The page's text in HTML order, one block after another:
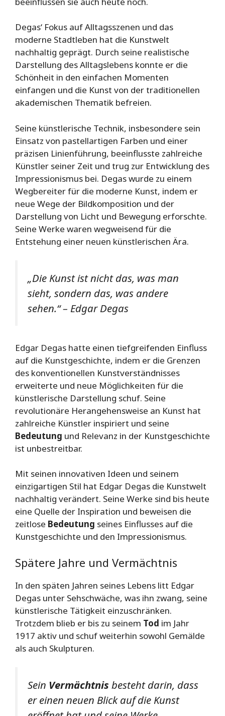
Degas‘ Fokus auf Alltagsszenen und das
moderne Stadtleben hat die Kunstwelt
nachhaltig geprägt. Durch seine realistische
Darstellung des Alltagslebens konnte er die
Schönheit in den einfachen Momenten
einfangen und die Kunst von der traditionellen
akademischen Thematik befreien.
Seine künstlerische Technik, insbesondere sein
Einsatz von pastellartigen Farben und einer
präzisen Linienführung, beeinflusste zahlreiche
Künstler seiner Zeit und trug zur Entwicklung des
Impressionismus bei. Degas wurde zu einem
Wegbereiter für die moderne Kunst, indem er
neue Wege der Bildkomposition und der
Darstellung von Licht und Bewegung erforschte.
Seine Werke waren wegweisend für die
Entstehung einer neuen künstlerischen Ära.
„Die Kunst ist nicht das, was man
sieht, sondern das, was andere
sehen.“ – Edgar Degas
Edgar Degas hatte einen tiefgreifenden Einfluss
auf die Kunstgeschichte, indem er die Grenzen
des konventionellen Kunstverständnisses
erweiterte und neue Möglichkeiten für die
künstlerische Darstellung schuf. Seine
revolutionäre Herangehensweise an Kunst hat
zahlreiche Künstler inspiriert und seine
Bedeutung und Relevanz in der Kunstgeschichte
ist unbestreitbar.
Mit seinen innovativen Ideen und seinem
einzigartigen Stil hat Edgar Degas die Kunstwelt
nachhaltig verändert. Seine Werke sind bis heute
eine Quelle der Inspiration und beweisen die
zeitlose Bedeutung seines Einflusses auf die
Kunstgeschichte und den Impressionismus.
Spätere Jahre und Vermächtnis
In den späten Jahren seines Lebens litt Edgar
Degas unter Sehschwäche, was ihn zwang, seine
künstlerische Tätigkeit einzuschränken.
Trotzdem blieb er bis zu seinem Tod im Jahr
1917 aktiv und schuf weiterhin sowohl Gemälde
als auch Skulpturen.
Sein Vermächtnis besteht darin, dass
er einen neuen Blick auf die Kunst